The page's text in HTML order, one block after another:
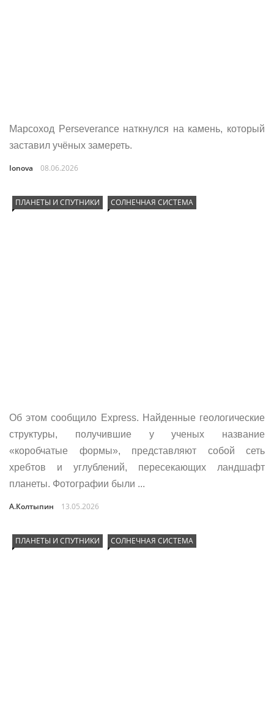
Марсоход Perseverance наткнулся на камень, который
заставил учёных замереть.
Ionova 08.06.2026
ПЛАНЕТЫ И СПУТНИКИ СОЛНЕЧНАЯ СИСТЕМА
Об этом сообщило Express. Найденные геологические
структуры, получившие у ученых название
«коробчатые формы», представляют собой сеть
хребтов и углублений, пересекающих ландшафт
планеты. Фотографии были ...
А.Колтыпин 13.05.2026
ПЛАНЕТЫ И СПУТНИКИ СОЛНЕЧНАЯ СИСТЕМА